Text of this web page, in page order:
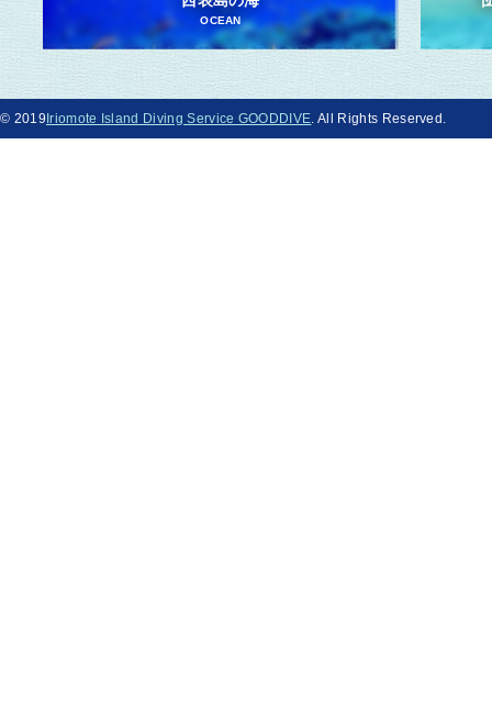
OCEAN
© 2019Iriomote Island Diving Service GOODDIVE . All Rights Reserved.